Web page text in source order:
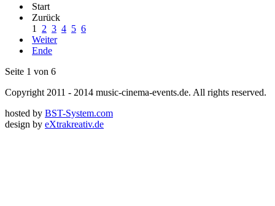
Start
Zurück
1
2 3 4 5 6
Weiter
Ende
Seite 1 von 6
Copyright 2011 - 2014 music-cinema-events.de. All rights reserved.
hosted by BST-System.com
design by eXtrakreativ.de